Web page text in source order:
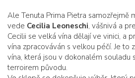
Ale Tenuta Prima Pietra samozřejmě
vede Cecilia Leoneschi, vášnivá a
Cecilii se velká vína dělají ve vinici, a
vína zpracováván s velkou péčí. Je to
vína, která jsou v dokonalém souladu
terroirem původu.